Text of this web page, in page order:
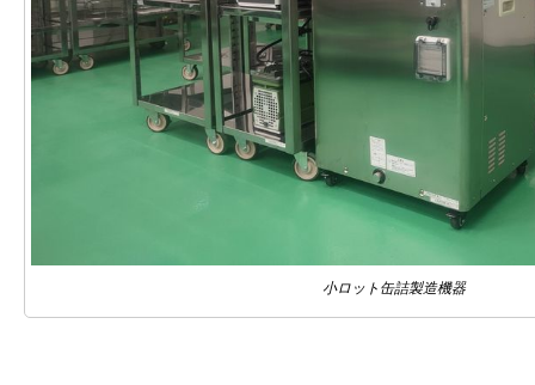
小ロット缶詰製造機器